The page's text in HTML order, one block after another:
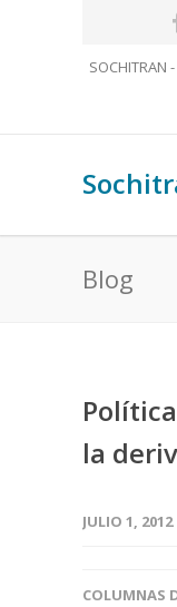
Blog
la
JULIO 1, 2012
COLUMNAS